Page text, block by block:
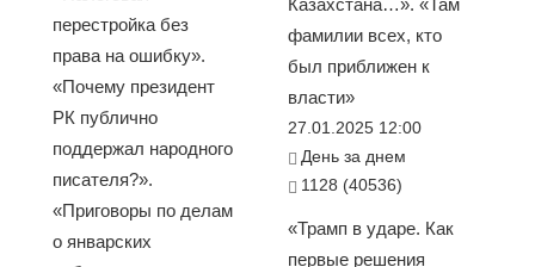
перестройка без
права на ошибку».
«Почему президент
РК публично
поддержал народного
писателя?».
«Приговоры по делам
о январских
фамилии всех, кто
был приближен к
власти»
27.01.2025 12:00
День за днем
1128 (40536)
«Трамп в ударе. Как
первые решения